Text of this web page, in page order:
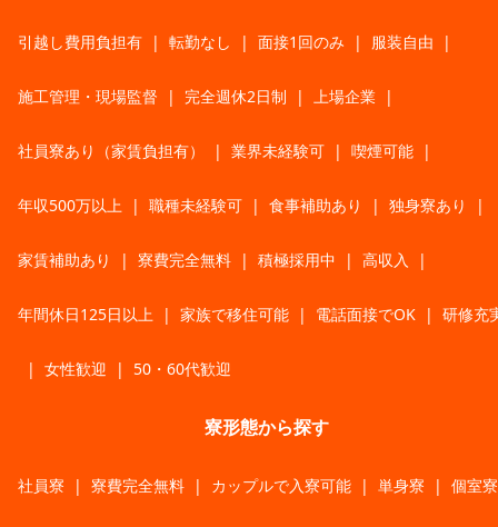
引越し費用負担有 | 転勤なし | 面接1回のみ | 服装自由 |
施工管理・現場監督 | 完全週休2日制 | 上場企業 |
社員寮あり（家賃負担有） | 業界未経験可 | 喫煙可能 |
年収500万以上 | 職種未経験可 | 食事補助あり | 独身寮あり |
家賃補助あり | 寮費完全無料 | 積極採用中 | 高収入 |
年間休日125日以上 | 家族で移住可能 | 電話面接でOK | 研修充
| 女性歓迎 | 50・60代歓迎
寮形態から探す
社員寮 | 寮費完全無料 | カップルで入寮可能 | 単身寮 | 個室寮